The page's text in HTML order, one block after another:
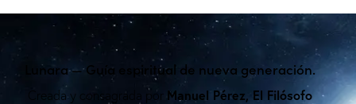
Lunara — Guía espiritual de nueva generación.
Creada y consagrada por Manuel Pérez, El Filósofo